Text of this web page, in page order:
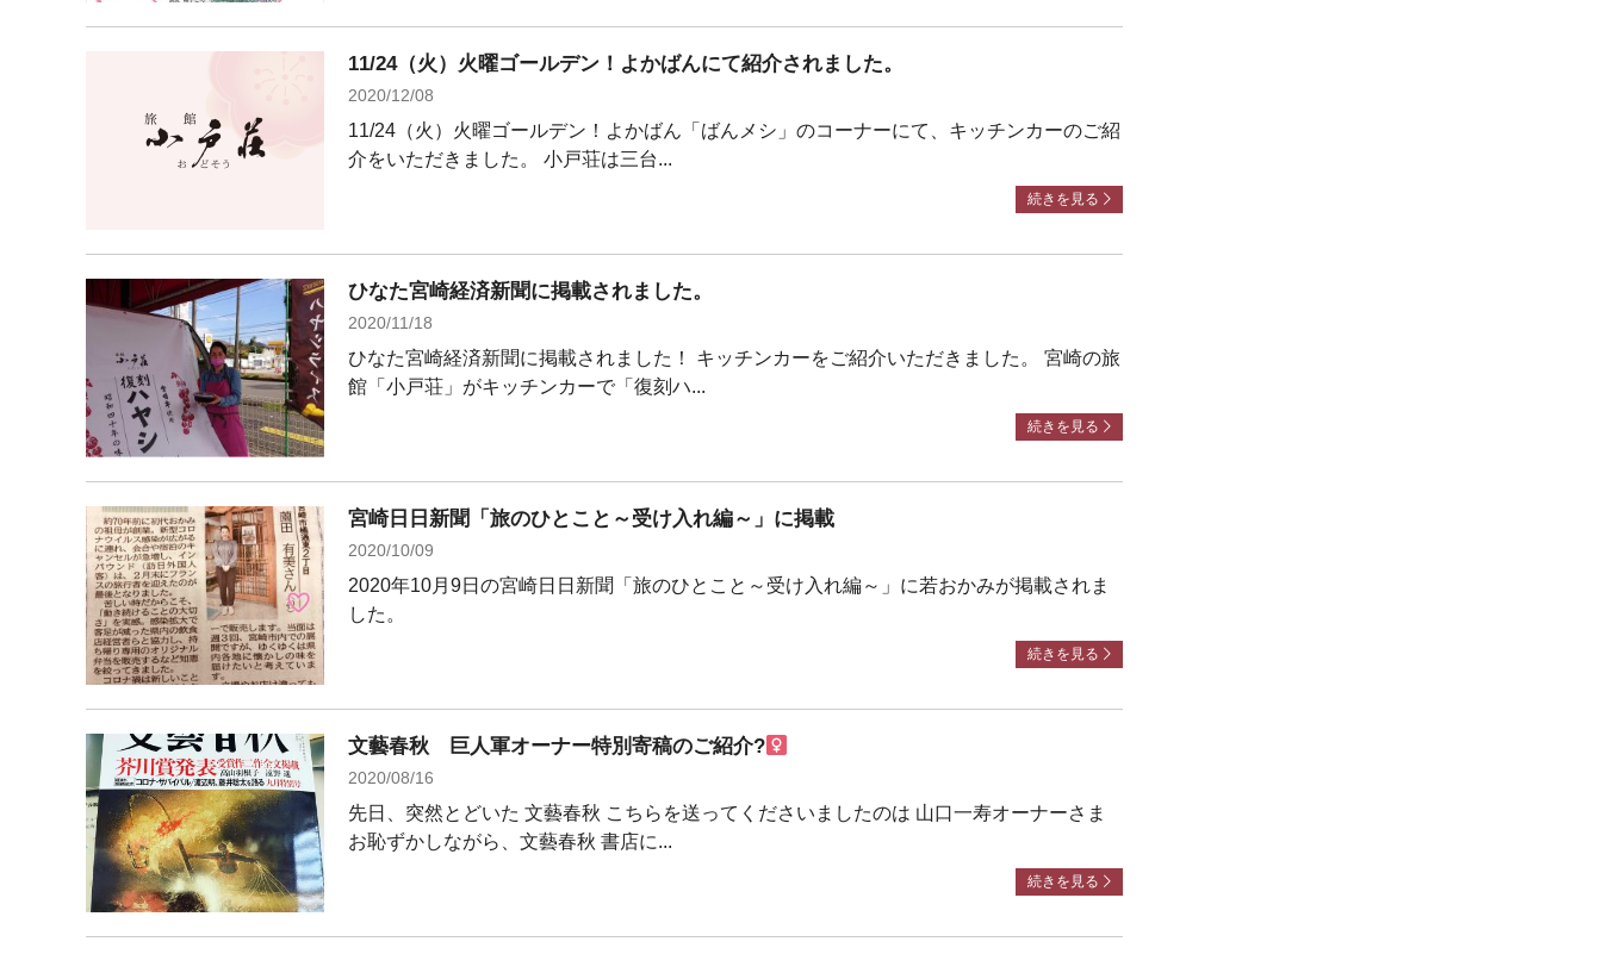
11/24（火）火曜ゴールデン！よかばんにて紹介されました。
2020/12/08
11/24（火）火曜ゴールデン！よかばん「ばんメシ」のコーナーにて、キッチンカーのご紹
介をいただきました。 小戸荘は三台...
続きを見る
ひなた宮崎経済新聞に掲載されました。
2020/11/18
ひなた宮崎経済新聞に掲載されました！ キッチンカーをご紹介いただきました。 宮崎の旅
館「小戸荘」がキッチンカーで「復刻ハ...
続きを見る
宮崎日日新聞「旅のひとこと～受け入れ編～」に掲載
2020/10/09
2020年10月9日の宮崎日日新聞「旅のひとこと～受け入れ編～」に若おかみが掲載されま
した。
続きを見る
文藝春秋 巨人軍オーナー特別寄稿のご紹介?‍
2020/08/16
先日、突然とどいた 文藝春秋 こちらを送ってくださいましたのは 山口一寿オーナーさま
お恥ずかしながら、文藝春秋 書店に...
続きを見る